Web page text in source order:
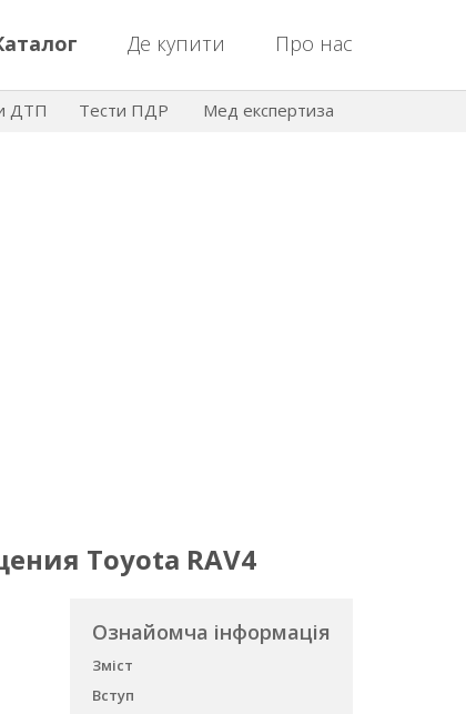
Де купити Про нас
ДТП Тести ПДР Мед експертиза
Toyota RAV4
Ознайомча інформація
Зміст
Вступ